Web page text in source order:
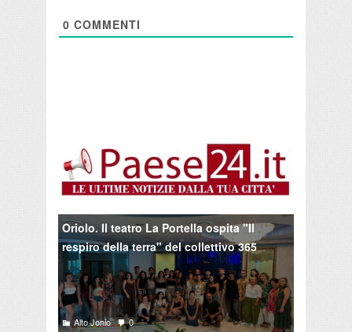
0 COMMENTI
Oriolo. Il teatro La Portella ospita "Il
respiro della terra" del collettivo 365
Alto Jonio 0